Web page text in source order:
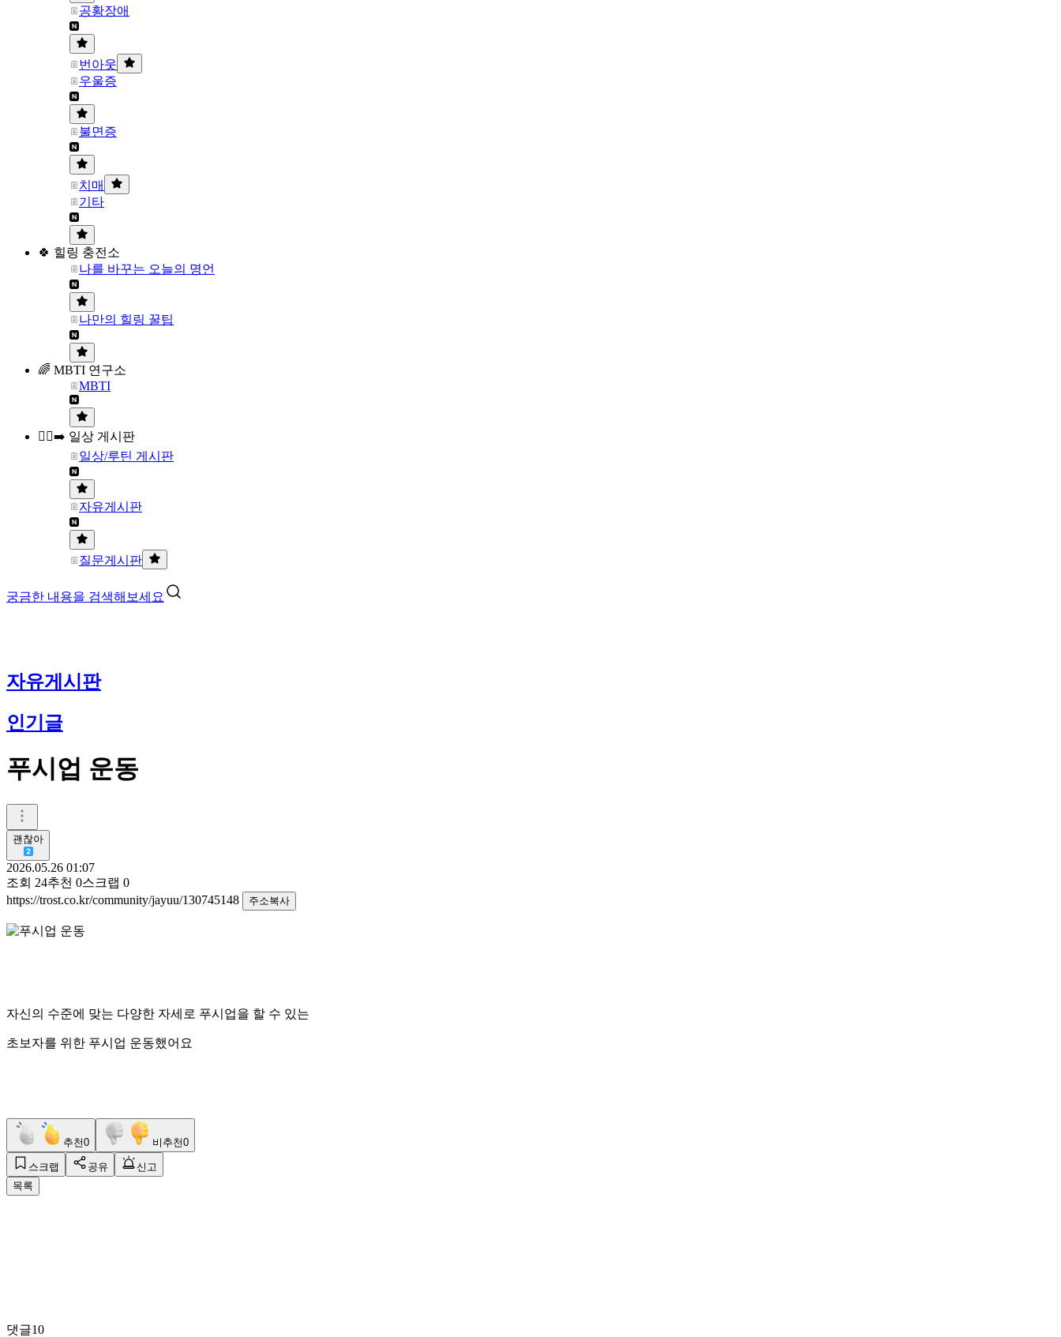
공황장애
번아웃
우울증
불면증
치매
기타
🍀 힐링 충전소
나를 바꾸는 오늘의 명언
나만의 힐링 꿀팁
🌈 MBTI 연구소
MBTI
🏃‍♀️‍➡️ 일상 게시판
일상/루틴 게시판
자유게시판
질문게시판
궁금한 내용을 검색해보세요
자유게시판
인기글
푸시업 운동
괜찮아
2026.05.26 01:07
조회 24추천 0스크랩 0
https://trost.co.kr/community/jayuu/130745148
주소복사
자신의 수준에 맞는 다양한 자세로 푸시업을 할 수 있는
초보자를 위한 푸시업 운동했어요
추천0 비추천0
스크랩 공유
신고
목록
댓글10